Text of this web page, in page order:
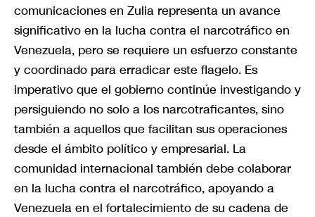
comunicaciones en Zulia representa un avance
significativo en la lucha contra el narcotráfico en
Venezuela, pero se requiere un esfuerzo constante
y coordinado para erradicar este flagelo. Es
imperativo que el gobierno continúe investigando y
persiguiendo no solo a los narcotraficantes, sino
también a aquellos que facilitan sus operaciones
desde el ámbito político y empresarial. La
comunidad internacional también debe colaborar
en la lucha contra el narcotráfico, apoyando a
Venezuela en el fortalecimiento de su cadena de